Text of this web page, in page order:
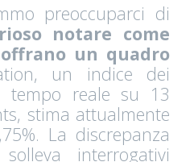
preoccuparci di
notare come
un quadro
un indice dei
tempo reale su 13
stima attualmente
La discrepanza
interrogativi